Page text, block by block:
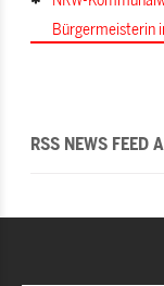
Bürgermeisterin
RSS NEWS FEED